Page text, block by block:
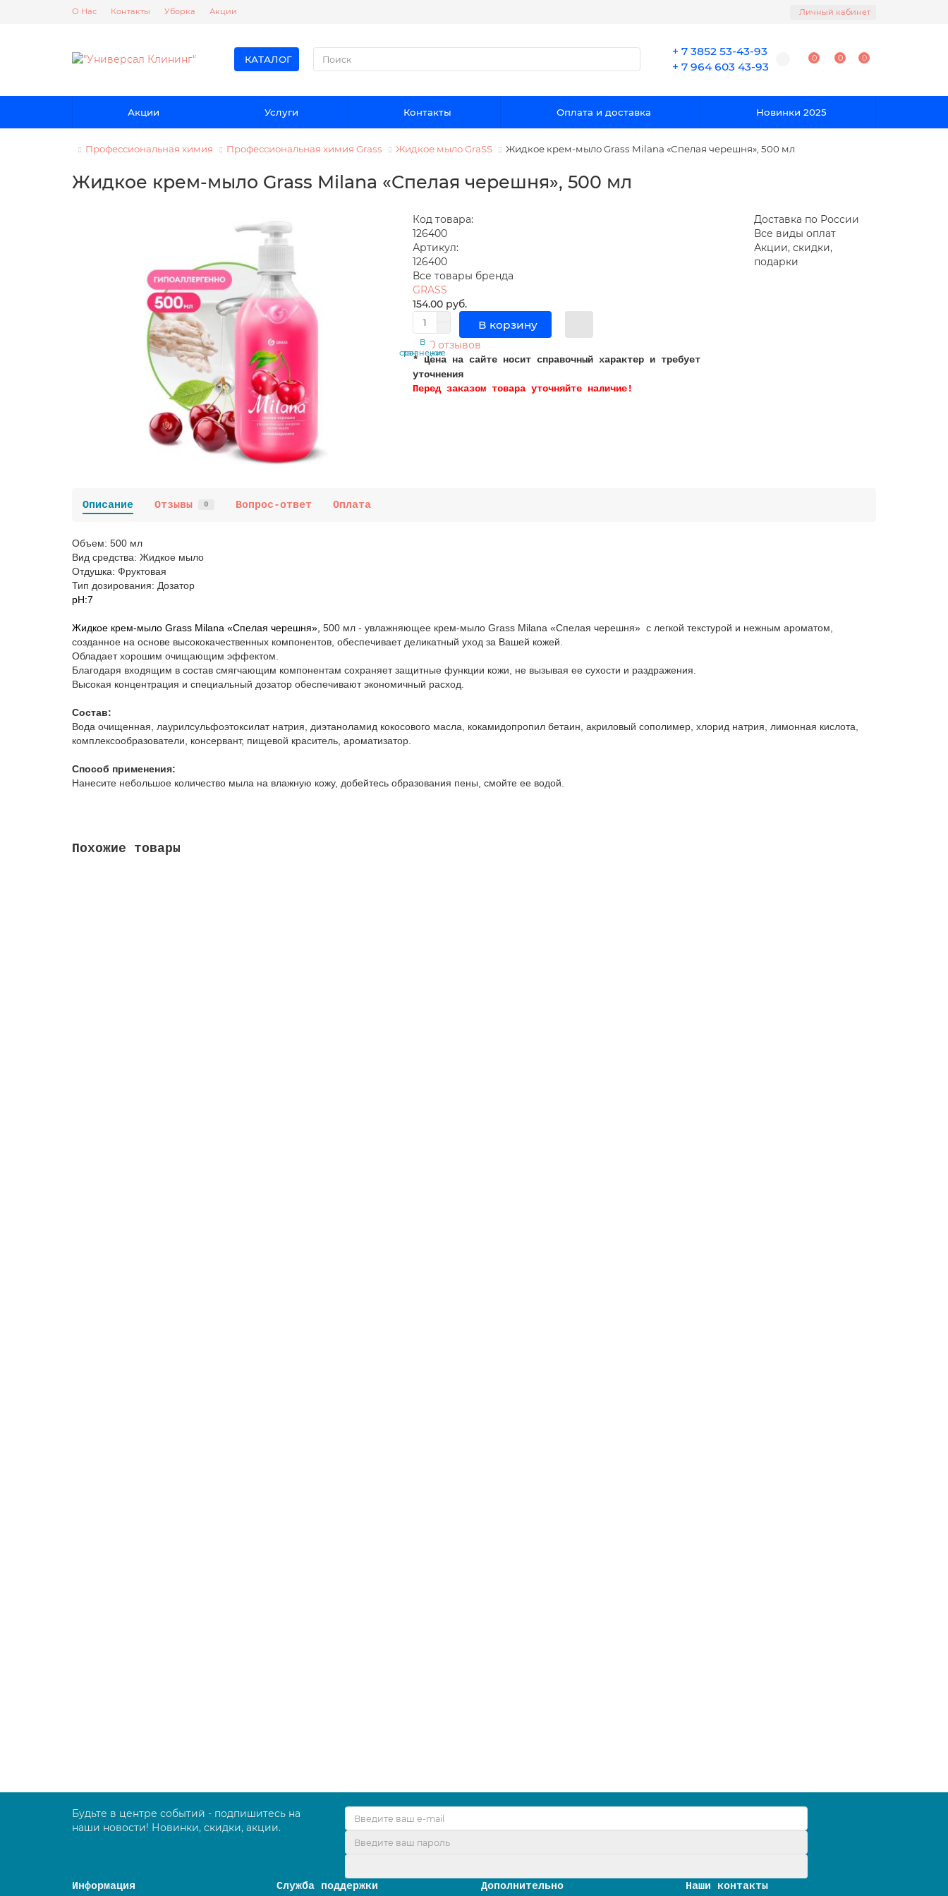
О Нас Контакты Уборка Акции Личный кабинет
КАТАЛОГ
+ 7 3852 53-43-93
+ 7 964 603 43-93
0 0 0
Акции Услуги Контакты Оплата и доставка Новинки 2025
Профессиональная химия Профессиональная химия Grass Жидкое мыло GraSS Жидкое крем-мыло Grass Milana «Спелая черешня», 500 мл
Жидкое крем-мыло Grass Milana «Спелая черешня», 500 мл
Код товара:
126400
Артикул:
126400
Все товары бренда
GRASS
154.00 руб.
В корзину
В
закладки
В
сравнение
0 отзывов
* Цена на сайте носит справочный характер и требует
уточнения
Перед заказом товара уточняйте наличие!
Доставка по России
Все виды оплат
Акции, скидки,
подарки
Описание Отзывы 0 Вопрос-ответ Оплата
Объем: 500 мл
Вид средства: Жидкое мыло
Отдушка: Фруктовая
Тип дозирования: Дозатор
pH:7
Жидкое крем-мыло Grass Milana «Спелая черешня» 500 мл - увлажняющее крем-мыло Grass Milana «Спелая черешня» с легкой текстурой и нежным ароматом,
созданное на основе высококачественных компонентов, обеспечивает деликатный уход за Вашей кожей.
Обладает хорошим очищающим эффектом.
Благодаря входящим в состав смягчающим компонентам сохраняет защитные функции кожи, не вызывая ее сухости и раздражения.
Высокая концентрация и специальный дозатор обеспечивают экономичный расход.
Состав:
Вода очищенная, лаурилсульфоэтоксилат натрия, диэтаноламид кокосового масла, кокамидопропил бетаин, акриловый сополимер, хлорид натрия, лимонная кислота,
комплексообразователи, консервант, пищевой краситель, ароматизатор.
Способ применения:
Нанесите небольшое количество мыла на влажную кожу, добейтесь образования пены, смойте ее водой.
Похожие товары
Будьте в центре событий - подпишитесь на
наши новости! Новинки, скидки, акции.
Информация
Служба поддержки Дополнительно Наши контакты